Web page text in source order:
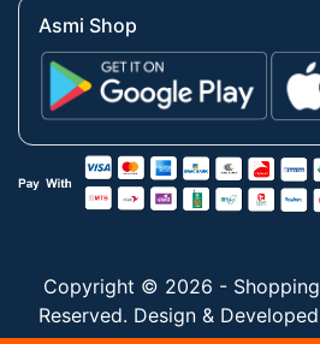
Asmi Shop
Copyright © 2026 -
Reserved. Design &